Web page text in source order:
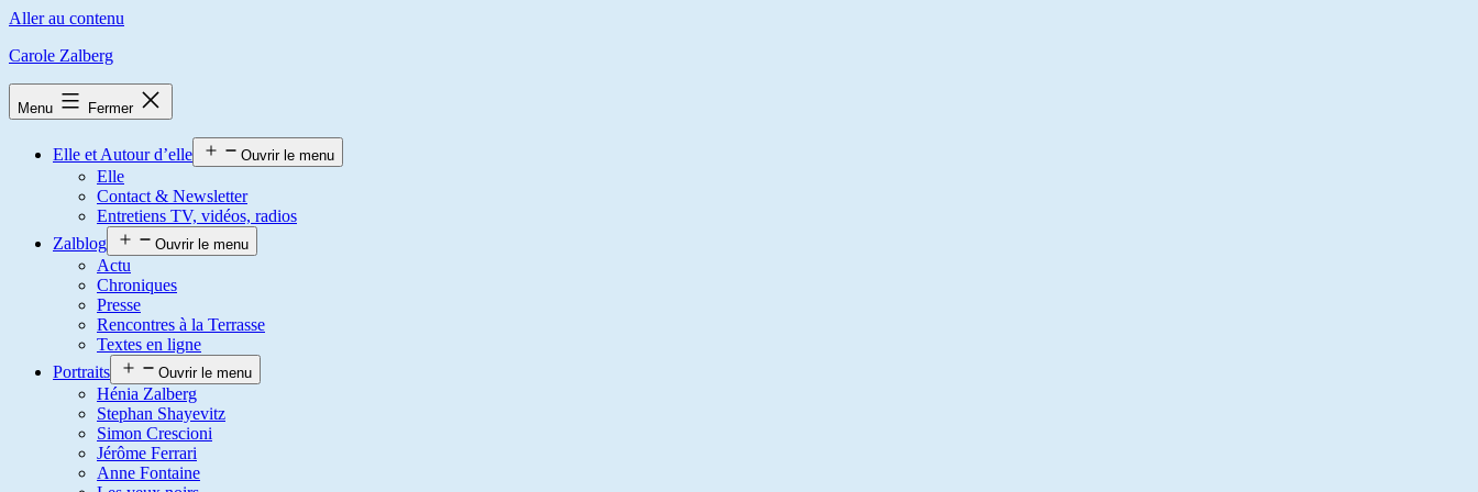
Aller au contenu
Carole Zalberg
Menu Fermer
Elle et Autour d’elle Ouvrir le menu
Elle
Contact & Newsletter
Entretiens TV, vidéos, radios
Zalblog
Ouvrir le menu
Actu
Chroniques
Presse
Rencontres à la Terrasse
Textes en ligne
Portraits
Ouvrir le menu
Hénia Zalberg
Stephan Shayevitz
Simon Crescioni
Jérôme Ferrari
Anne Fontaine